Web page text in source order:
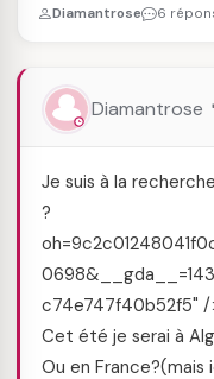
Diamantrose 6
Diamantrose
Je suis à la
?
c74e747f40b52f5" /
Cet été je serai à
Ou en France?(mais